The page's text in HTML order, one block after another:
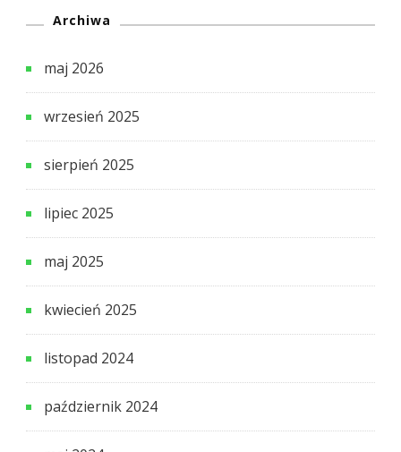
Archiwa
maj 2026
wrzesień 2025
sierpień 2025
lipiec 2025
maj 2025
kwiecień 2025
listopad 2024
październik 2024